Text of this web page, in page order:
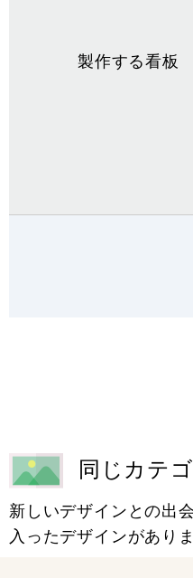
製作する看板
同じカテ
新しいデザインとの出
入ったデザインがあり